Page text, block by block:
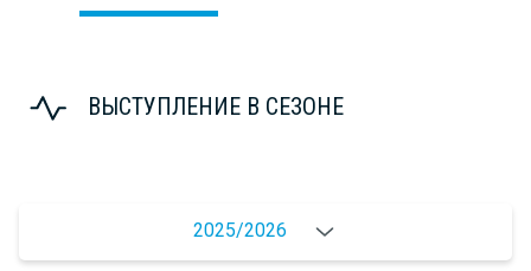
ВЫСТУПЛЕНИЕ В СЕЗОНЕ
2025/2026